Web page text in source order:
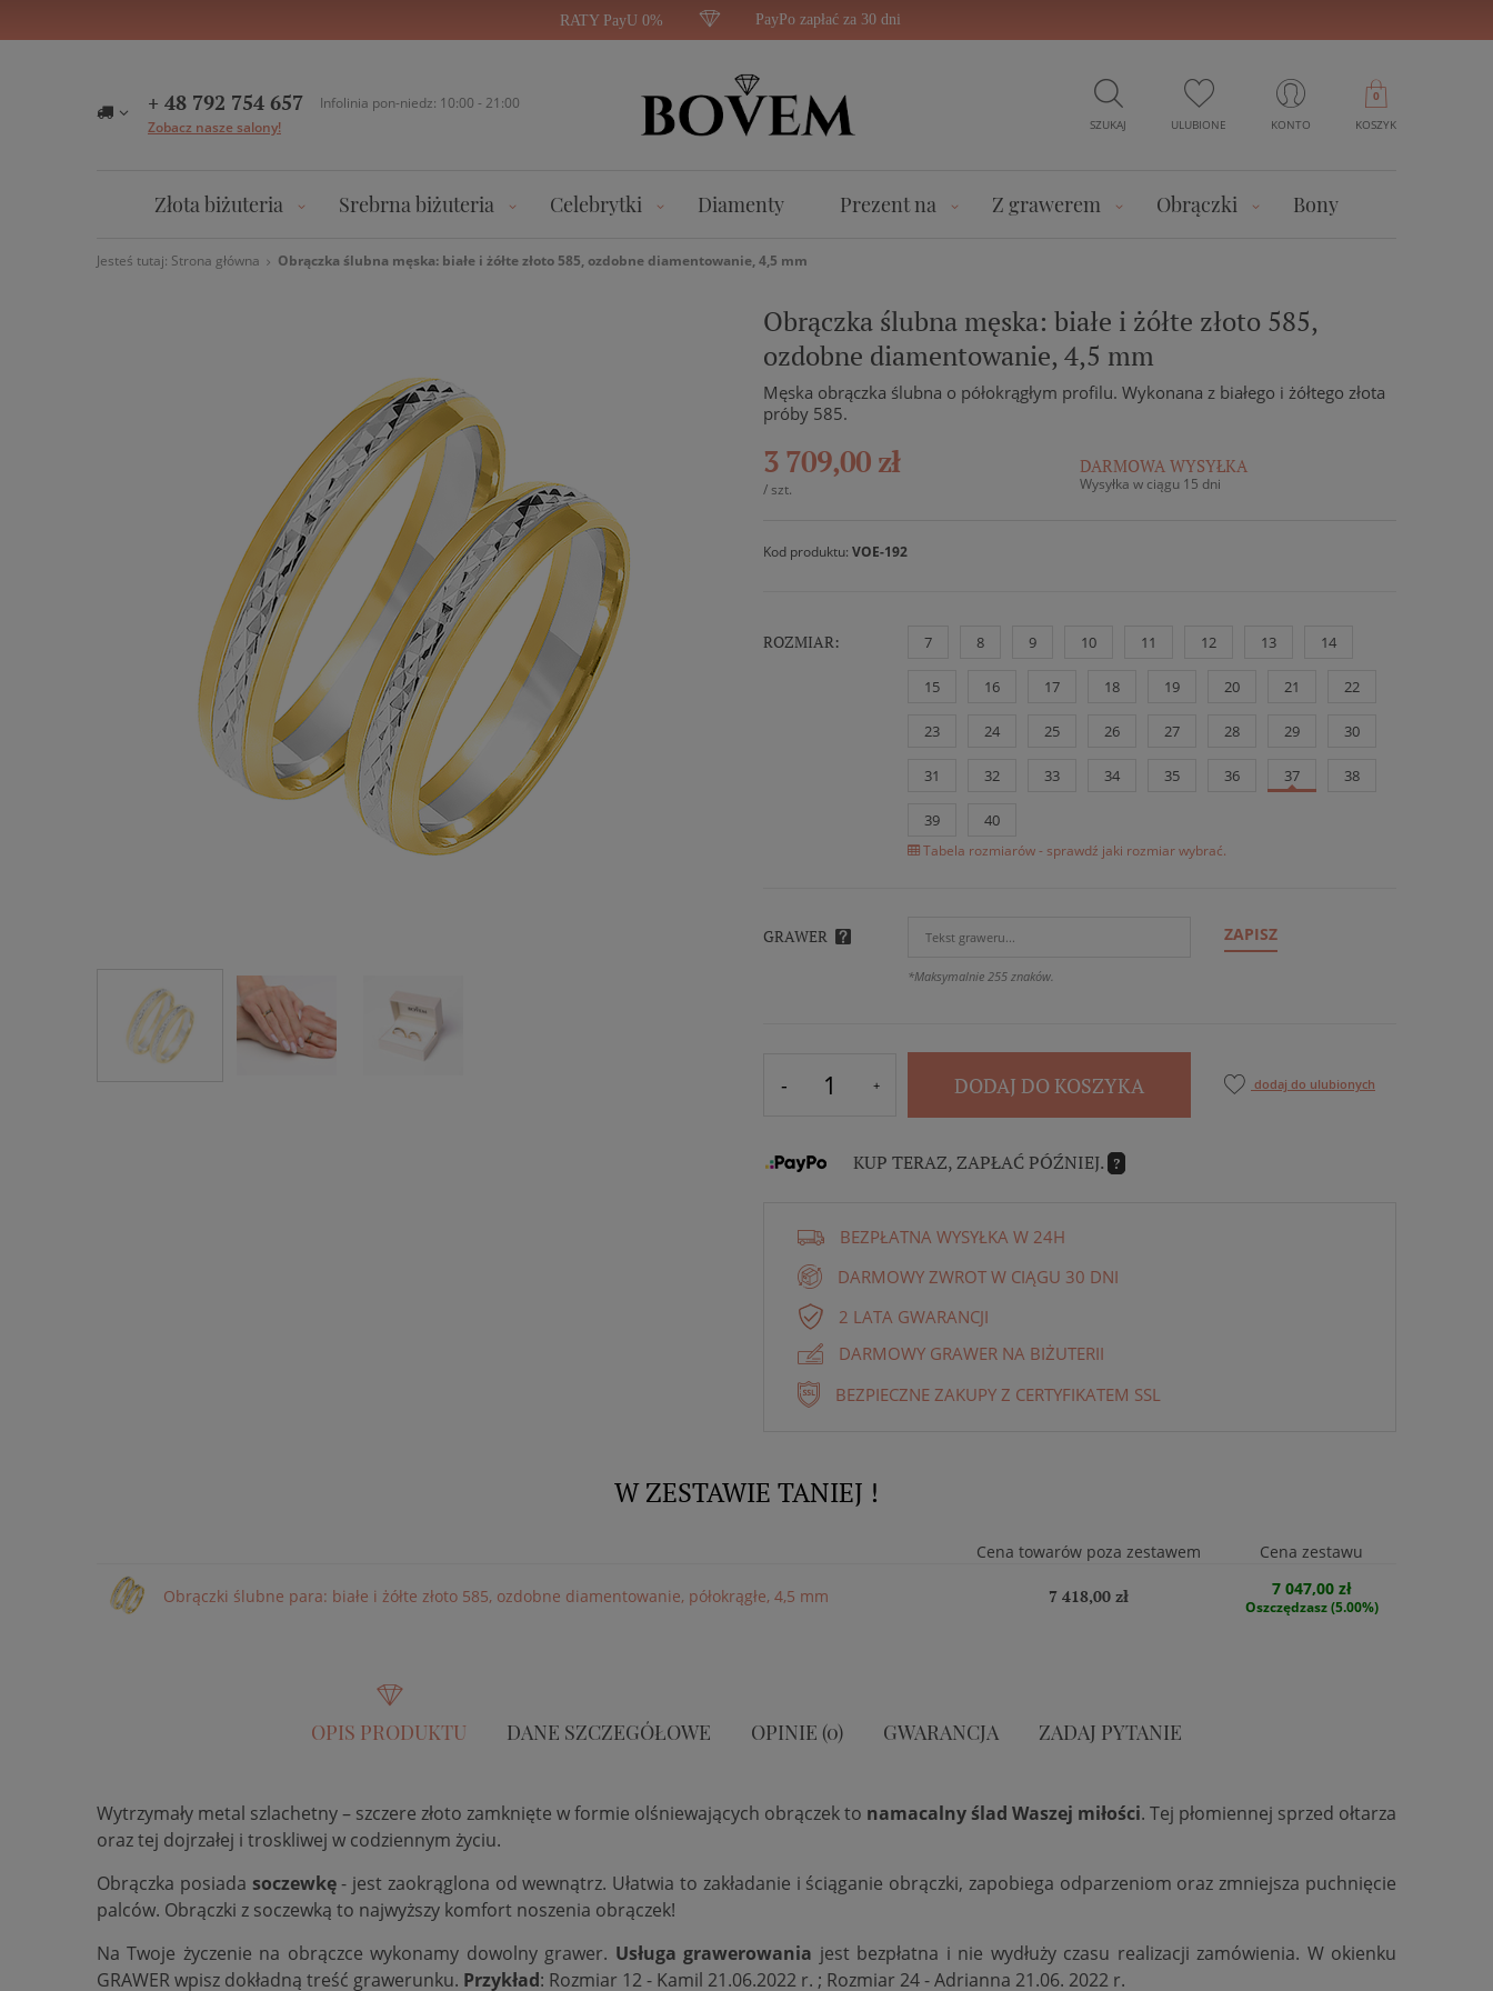
RATY PayU 0% PayPo zapłać za 30 dni
+ 48 792 754 657
Infolinia pon-niedz: 10:00 - 21:00
Zobacz nasze salony!
SZUKAJ ULUBIONE KONTO KOSZYK
0
Złota biżuteria Srebrna biżuteria Celebrytki Diamenty Prezent na Z grawerem Obrączki Bony
Jesteś tutaj: Strona główna Obrączka ślubna męska: białe i żółte złoto 585, ozdobne diamentowanie, 4,5 mm
Obrączka ślubna męska: białe i żółte złoto 585,
ozdobne diamentowanie, 4,5 mm
Męska obrączka ślubna o półokrągłym profilu. Wykonana z białego i żółtego złota
próby 585.
3 709,00 zł
/ szt.
DARMOWA WYSYŁKA
Wysyłka w ciągu 15 dni
Kod produktu: VOE-192
ROZMIAR: 7 8 9 10 11 12 13 14
15 16 17 18 19 20 21 22
23 24 25 26 27 28 29 30
31 32 33 34 35 36 37 38
39 40
Tabela rozmiarów - sprawdź jaki rozmiar wybrać.
GRAWER ZAPISZ
*Maksymalnie 255 znaków.
DODAJ DO KOSZYKA dodaj do ulubionych
KUP TERAZ, ZAPŁAĆ PÓŹNIEJ. ?
BEZPŁATNA WYSYŁKA W 24H
DARMOWY ZWROT W CIĄGU 30 DNI
2 LATA GWARANCJI
DARMOWY GRAWER NA BIŻUTERII
BEZPIECZNE ZAKUPY Z CERTYFIKATEM SSL
W ZESTAWIE TANIEJ !
Cena towarów poza zestawem Cena zestawu
Obrączki ślubne para: białe i żółte złoto 585, ozdobne diamentowanie, półokrągłe, 4,5 mm 7 418,00 zł 7 047,00 zł
Oszczędzasz (5.00%)
OPIS PRODUKTU DANE SZCZEGÓŁOWE OPINIE (0) GWARANCJA ZADAJ PYTANIE
Wytrzymały metal szlachetny – szczere złoto zamknięte w formie olśniewających obrączek to namacalny ślad Waszej miłości. Tej płomiennej sprzed ołtarza
oraz tej dojrzałej i troskliwej w codziennym życiu.
Obrączka posiada soczewkę- jest zaokrąglona od wewnątrz. Ułatwia to zakładanie i ściąganie obrączki, zapobiega odparzeniom oraz zmniejsza puchnięcie
palców. Obrączki z soczewką to najwyższy komfort noszenia obrączek!
Na Twoje życzenie na obrączce wykonamy dowolny grawer. Usługa grawerowania jest bezpłatna i nie wydłuży czasu realizacji zamówienia. W okienku
GRAWER wpisz dokładną treść grawerunku. Przykład: Rozmiar 12 - Kamil 21.06.2022 r. ; Rozmiar 24 - Adrianna 21.06. 2022 r.